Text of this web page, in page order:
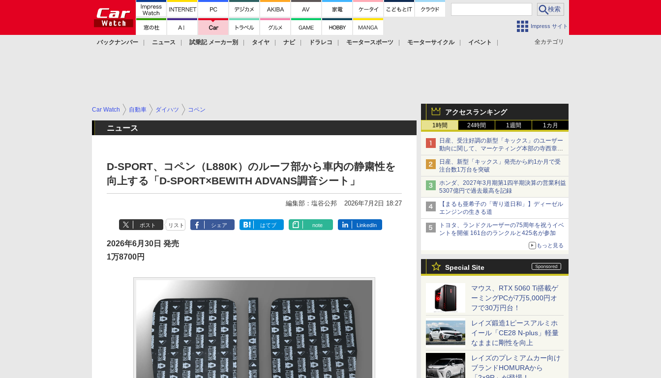
Impress サイト
全カテゴリ
バックナンバー ニュース 試乗記 メーカー別 タイヤ ナビ ドラレコ モータースポーツ モーターサイクル
イベント
アクセスランキング
1時間 24時間 1週間 1カ月
日産、受注好調の新型「キックス」のユーザー
動向に関して、マーケティング本部の寺西章氏
が解説
日産、新型「キックス」発売から約1か月で受
注台数1万台を突破
ホンダ、2027年3月期第1四半期決算の営業利益
5307億円で過去最高を記録
【まるも亜希子の「寄り道日和」】ディーゼル
エンジンの生きる道
トヨタ、ランドクルーザーの75周年を祝うイベ
ントを開催 161台のランクルと425名が参加
もっと見る
Special Site
マウス、RTX 5060 Ti搭載ゲ
ーミングPCが7万5,000円オ
フで30万円台！
レイズ鍛造1ピースアルミホ
イール「CE28 N-plus」軽量
なままに剛性を向上
レイズのプレミアムカー向け
ブランドHOMURAから
Car Watch 自動車 ダイハツ コペン
ニュース
D-SPORT、コペン（L880K）のルーフ部から車内の静粛性を
向上する「D-SPORT×BEWITH ADVANS調音シート」
編集部：塩谷公邦 2026年7月2日 18:27
ポスト リスト シェア はてブ note LinkedIn
2026年6月30日 発売
1万8700円